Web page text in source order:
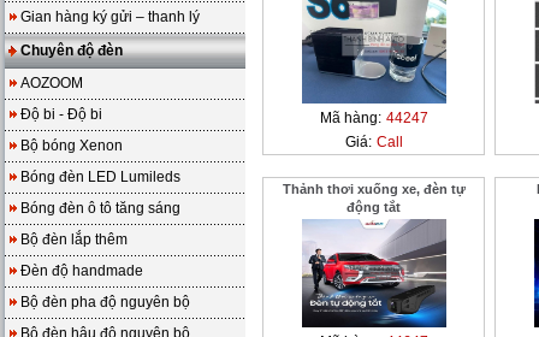
Gian hàng ký gửi – thanh lý
Chuyên độ đèn
AOZOOM
Độ bi - Độ bi
Bộ bóng Xenon
Bóng đèn LED Lumileds
Bóng đèn ô tô tăng sáng
Bộ đèn lắp thêm
Đèn độ handmade
Bộ đèn pha độ nguyên bộ
Bộ đèn hậu độ nguyên bộ
Mã hàng: 44247
Giá: Call
Thảnh thơi xuống xe, đèn tự
động tắt